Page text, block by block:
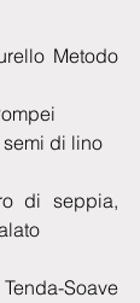
Metodo
di lino
di seppia,
Soave